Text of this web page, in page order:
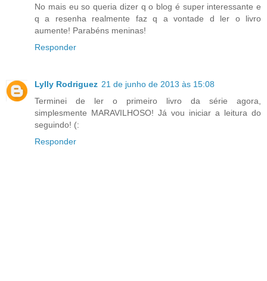
No mais eu so queria dizer q o blog é super interessante e
q a resenha realmente faz q a vontade d ler o livro
aumente! Parabéns meninas!
Responder
Lylly Rodriguez 21 de junho de 2013 às 15:08
Terminei de ler o primeiro livro da série agora,
simplesmente MARAVILHOSO! Já vou iniciar a leitura do
seguindo! (:
Responder